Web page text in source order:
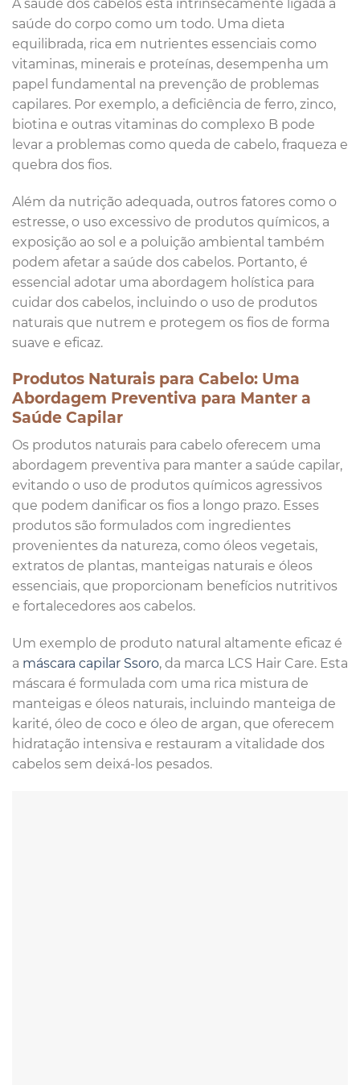
A saúde dos cabelos está intrinsecamente ligada à
saúde do corpo como um todo. Uma dieta
equilibrada, rica em nutrientes essenciais como
vitaminas, minerais e proteínas, desempenha um
papel fundamental na prevenção de problemas
capilares. Por exemplo, a deficiência de ferro, zinco,
biotina e outras vitaminas do complexo B pode
levar a problemas como queda de cabelo, fraqueza e
quebra dos fios.
Além da nutrição adequada, outros fatores como o
estresse, o uso excessivo de produtos químicos, a
exposição ao sol e a poluição ambiental também
podem afetar a saúde dos cabelos. Portanto, é
essencial adotar uma abordagem holística para
cuidar dos cabelos, incluindo o uso de produtos
naturais que nutrem e protegem os fios de forma
suave e eficaz.
Produtos Naturais para Cabelo: Uma
Abordagem Preventiva para Manter a
Saúde Capilar
Os produtos naturais para cabelo oferecem uma
abordagem preventiva para manter a saúde capilar,
evitando o uso de produtos químicos agressivos
que podem danificar os fios a longo prazo. Esses
produtos são formulados com ingredientes
provenientes da natureza, como óleos vegetais,
extratos de plantas, manteigas naturais e óleos
essenciais, que proporcionam benefícios nutritivos
e fortalecedores aos cabelos.
Um exemplo de produto natural altamente eficaz é
a máscara capilar Ssoro, da marca LCS Hair Care. Esta
máscara é formulada com uma rica mistura de
manteigas e óleos naturais, incluindo manteiga de
karité, óleo de coco e óleo de argan, que oferecem
hidratação intensiva e restauram a vitalidade dos
cabelos sem deixá-los pesados.